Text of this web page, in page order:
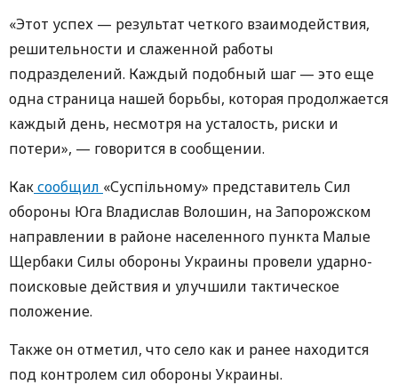
«Этот успех — результат четкого взаимодействия,
решительности и слаженной работы
подразделений. Каждый подобный шаг — это еще
одна страница нашей борьбы, которая продолжается
каждый день, несмотря на усталость, риски и
потери», — говорится в сообщении.
Каксообщил «Суспільному» представитель Сил
обороны Юга Владислав Волошин, на Запорожском
направлении в районе населенного пункта Малые
Щербаки Силы обороны Украины провели ударно-
поисковые действия и улучшили тактическое
положение.
Также он отметил, что село как и ранее находится
под контролем сил обороны Украины.